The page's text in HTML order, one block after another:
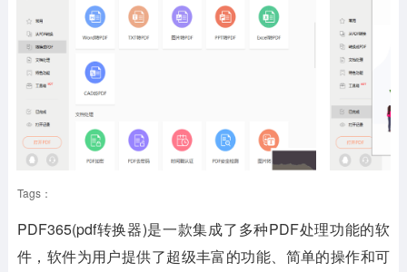
安卓其它
Tags：
PDF365(pdf转换器)是一款集成了多种PDF处理功能的软
件，软件为用户提供了超级丰富的功能、简单的操作和可